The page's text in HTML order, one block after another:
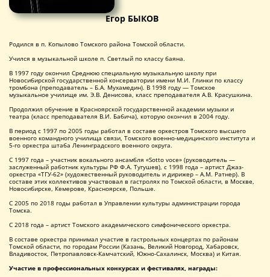
Егор БЫКОВ
Родился в п. Копылово Томского района Томской области.
Учился в музыкальной школе п. Светлый по классу баяна.
В 1997 году окончил Среднюю специальную музыкальную школу при
Новосибирской государственной консерватории имени М.И. Глинки по классу
тромбона (преподаватель – Б.А. Мухамедин). В 1998 году — Томское
музыкальное училище им. Э.В. Денисова, класс преподавателя А.В. Красушкина.
Продолжил обучение в Красноярской государственной академии музыки и
театра (класс преподавателя В.И. Бабича), которую окончил в 2004 году.
В период с 1997 по 2005 годы работал в составе оркестров Томского высшего
военного командного училища связи, Томского военно-медицинского института и
5-го оркестра штаба Ленинградского военного округа.
С 1997 года – участник вокального ансамбля «Sotto voce» (руководитель —
заслуженный работник культуры РФ Ф.А. Тугушев), с 1998 года – артист Джаз-
оркестра «ТГУ-62» (художественный руководитель и дирижер – А.М. Ратнер). В
составе этих коллективов участвовал в гастролях по Томской области, в Москве,
Новосибирске, Кемерове, Красноярске, Польше.
С 2005 по 2018 годы работал в Управлении культуры администрации города
Томска.
С 2018 года – артист Томского академического симфонического оркестра.
В составе оркестра принимал участие в гастрольных концертах по районам
Томской области, по городам России (Казань, Великий Новгород, Хабаровск,
Владивосток, Петропавловск-Камчатский, Южно-Сахалинск, Москва) и Китая.
Участие в профессиональных конкурсах и фестивалях, награды: